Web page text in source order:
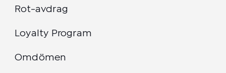
Rot-avdrag
Loyalty Program
Omdömen